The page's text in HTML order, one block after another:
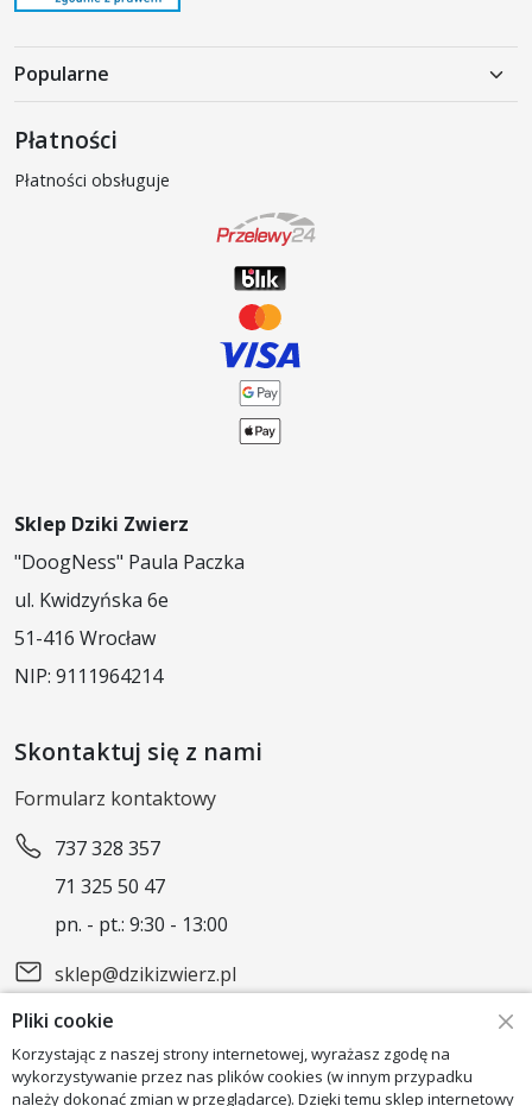
Popularne
Karma mokra dla psa
Karma sucha dla psa
Produkty weterynaryjne
Płatności
Płatności obsługuje
Sklep Dziki Zwierz
"DoogNess" Paula Paczka
ul. Kwidzyńska 6e
51-416 Wrocław
NIP: 9111964214
Skontaktuj się z nami
Formularz kontaktowy
737 328 357
71 325 50 47
pn. - pt.: 9:30 - 13:00
sklep@dzikizwierz.pl
Obserwuj nas
Pliki cookie
Korzystając z naszej strony internetowej, wyrażasz zgodę na
wykorzystywanie przez nas plików cookies (w innym przypadku
należy dokonać zmian w przeglądarce). Dzięki temu sklep internetowy